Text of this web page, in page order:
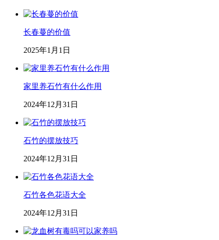
长春蔓的价值
2025年1月1日
家里养石竹有什么作用
2024年12月31日
石竹的摆放技巧
2024年12月31日
石竹各色花语大全
2024年12月31日